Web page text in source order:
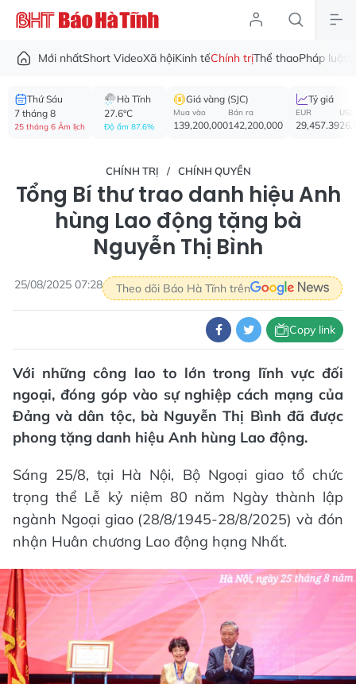
Mới nhấtShort VideoXã hộiKinh tếChính trịThể thaoPháp luật
Thứ Sáu
7 tháng 8
25 tháng 6 Âm lịch
Hà Tĩnh
27.6°C
Độ ẩm 87.6%
Giá vàng (SJC)
Mua vào
139,200,000
Bán ra
142,200,000
Tỷ giá
EUR
29,457.39
USD
CHÍNH TRỊ CHÍNH QUYỀN
Tổng Bí thư trao danh hiệu Anh
hùng Lao động tặng bà
Nguyễn Thị Bình
25/08/2025 07:28 Theo dõi Báo Hà Tĩnh trên
Copy link
Với những công lao to lớn trong lĩnh vực đối
ngoại, đóng góp vào sự nghiệp cách mạng của
Đảng và dân tộc, bà Nguyễn Thị Bình đã được
phong tặng danh hiệu Anh hùng Lao động.
Sáng 25/8, tại Hà Nội, Bộ Ngoại giao tổ chức
trọng thể Lễ kỷ niệm 80 năm Ngày thành lập
ngành Ngoại giao (28/8/1945-28/8/2025) và đón
nhận Huân chương Lao động hạng Nhất.